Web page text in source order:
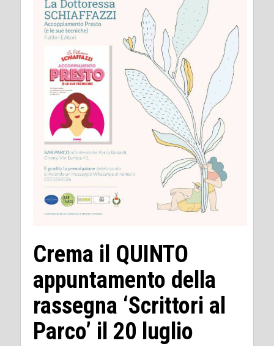
Crema il QUINTO
appuntamento della
rassegna ‘Scrittori al
Parco’ il 20 luglio